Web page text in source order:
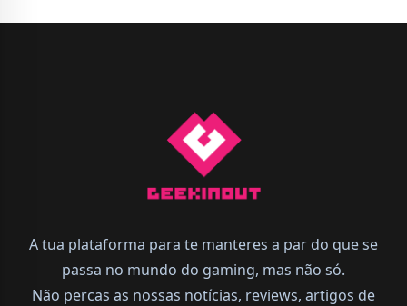
A tua plataforma para te manteres a par do que se
passa no mundo do gaming, mas não só.
Não percas as nossas notícias, reviews, artigos de